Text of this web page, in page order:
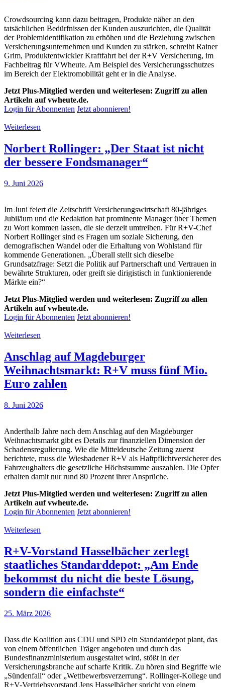
Crowdsourcing kann dazu beitragen, Produkte näher an den
tatsächlichen Bedürfnissen der Kunden auszurichten, die Qualität
der Problemidentifikation zu erhöhen und die Beziehung zwischen
Versicherungsunternehmen und Kunden zu stärken, schreibt Rainer
Grim, Produktentwickler Kraftfahrt bei der R+V Versicherung, im
Fachbeitrag für VWheute. Am Beispiel des Versicherungsschutzes
im Bereich der Elektromobilität geht er in die Analyse.
Jetzt Plus-Mitglied werden und weiterlesen: Zugriff zu allen
Artikeln auf vwheute.de.
Login für Abonnenten Jetzt abonnieren!
Weiterlesen
Norbert Rollinger: „Der Staat ist nicht
der bessere Fondsmanager“
9. Juni 2026
Im Juni feiert die Zeitschrift Versicherungswirtschaft 80-jähriges
Jubiläum und die Redaktion hat prominente Manager über Themen
zu Wort kommen lassen, die sie derzeit umtreiben. Für R+V-Chef
Norbert Rollinger sind es Fragen um soziale Sicherung, den
demografischen Wandel oder die Erhaltung von Wohlstand für
kommende Generationen. „Überall stellt sich dieselbe
Grundsatzfrage: Setzt die Politik auf Partnerschaft und Vertrauen in
bewährte Strukturen, oder greift sie dirigistisch in funktionierende
Märkte ein?“
Jetzt Plus-Mitglied werden und weiterlesen: Zugriff zu allen
Artikeln auf vwheute.de.
Login für Abonnenten Jetzt abonnieren!
Weiterlesen
Anschlag auf Magdeburger
Weihnachtsmarkt: R+V muss fünf Mio.
Euro zahlen
8. Juni 2026
Anderthalb Jahre nach dem Anschlag auf den Magdeburger
Weihnachtsmarkt gibt es Details zur finanziellen Dimension der
Schadensregulierung. Wie die Mitteldeutsche Zeitung zuerst
berichtete, muss die Wiesbadener R+V als Haftpflichtversicherer des
Fahrzeughalters die gesetzliche Höchstsumme auszahlen. Die Opfer
erhalten damit nur rund 80 Prozent ihrer Ansprüche.
Jetzt Plus-Mitglied werden und weiterlesen: Zugriff zu allen
Artikeln auf vwheute.de.
Login für Abonnenten Jetzt abonnieren!
Weiterlesen
R+V-Vorstand Hasselbächer zerlegt
staatliches Standarddepot: „Am Ende
bekommst du nicht die beste Lösung,
sondern die einfachste“
25. März 2026
Dass die Koalition aus CDU und SPD ein Standarddepot plant, das
von einem öffentlichen Träger angeboten und durch das
Bundesfinanzministerium ausgestaltet wird, stößt in der
Versicherungsbranche auf scharfe Kritik. Zu hören sind Begriffe wie
„Sündenfall“ oder „Wettbewerbsverzerrung“. Rollinger-Kollege und
R+V-Vertriebsvorstand Jens Hasselbächer spricht von einem